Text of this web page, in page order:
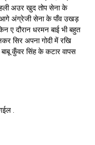
अउर खुद तोप सेना के
अंग्रेजी सेना के पाँव उखड़
ए दौरान धरमन बाई भी बहुत
सिर अपना गोदी में रखि
कुँवर सिंह के कटार वापस
.